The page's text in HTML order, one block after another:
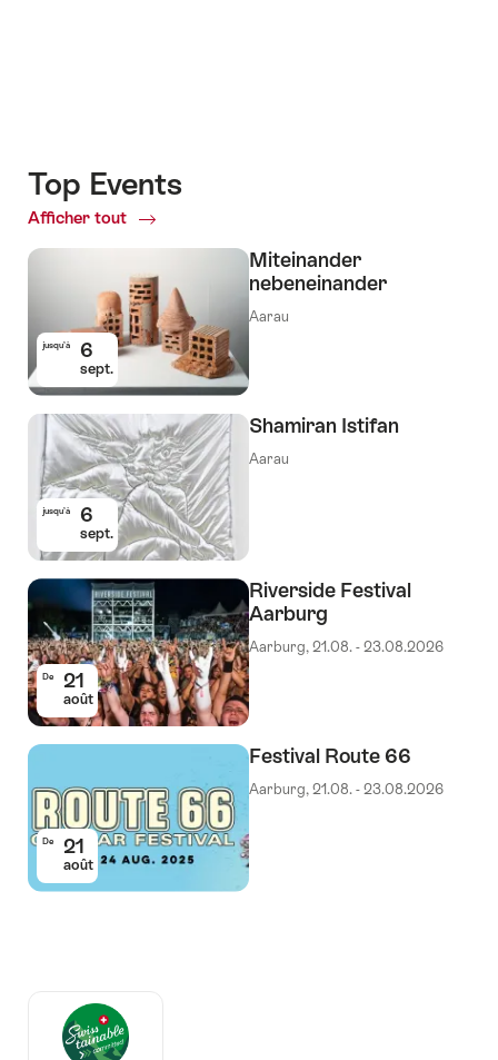
Top Events
Afficher tout
Top
jusqu’à 6
sept.
Miteinander
nebeneinander
Aarau
jusqu’à 6
sept.
Shamiran Istifan
Aarau
De 21
août
Riverside Festival
Aarburg
Aarburg, 21.08. - 23.08.2026
De 21
août
Festival Route 66
Aarburg, 21.08. - 23.08.2026
Auszeichnungen